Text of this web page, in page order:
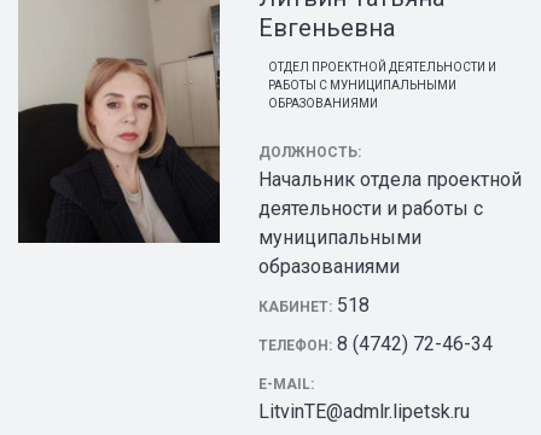
Евгеньевна
ОТДЕЛ ПРОЕКТНОЙ ДЕЯТЕЛЬНОСТИ И
РАБОТЫ С МУНИЦИПАЛЬНЫМИ
ОБРАЗОВАНИЯМИ
ДОЛЖНОСТЬ:
Начальник отдела проектной
деятельности и работы с
муниципальными
образованиями
КАБИНЕТ: 518
ТЕЛЕФОН: 8 (4742) 72-46-34
E-MAIL:
LitvinTE@admlr.lipetsk.ru